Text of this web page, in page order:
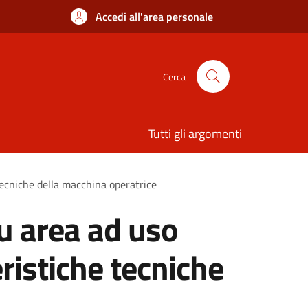
Accedi all'area personale
Cerca
Tutti gli argomenti
della macchina operatrice
area ad uso
tecniche